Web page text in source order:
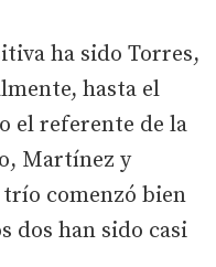
ha sido Torres,
hasta el
el referente de la
Martínez y
trío comenzó bien
dos han sido casi